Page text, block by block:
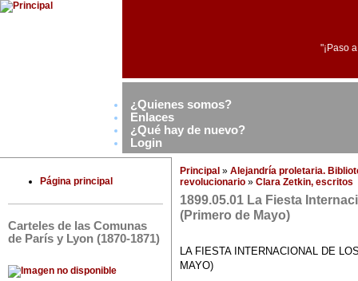
"¡Paso
¿Quienes somos?
Enlaces
¿Qué hay de nuevo?
Login
Página principal
Carteles de las Comunas
de París y Lyon (1870-1871)
Principal » Alejandría proletaria.
revolucionario » Clara Zetkin, escritos
1899.05.01 La Fiesta
(Primero de Mayo)
LA FIESTA INTERNACIONAL DE
MAYO)